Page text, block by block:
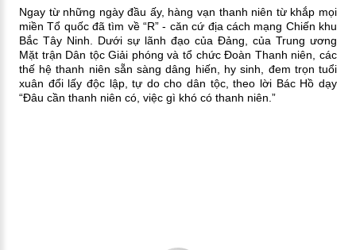
Ngay từ những ngày đầu ấy, hàng vạn thanh niên từ khắp mọi
miền Tổ quốc đã tìm về “R” - căn cứ địa cách mạng Chiến khu
Bắc Tây Ninh. Dưới sự lãnh đạo của Đảng, của Trung ương
Mặt trận Dân tộc Giải phóng và tổ chức Đoàn Thanh niên, các
thế hệ thanh niên sẵn sàng dâng hiến, hy sinh, đem trọn tuổi
xuân đổi lấy độc lập, tự do cho dân tộc, theo lời Bác Hồ dạy
“Đâu cần thanh niên có, việc gì khó có thanh niên.”